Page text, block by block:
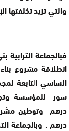
والتي تزيد تكلفتها الإجمالية
فبالجماعة
انطلاقة مشروع
الساسي التابعة
سور للمؤسسة
درهم . وبالجماعة